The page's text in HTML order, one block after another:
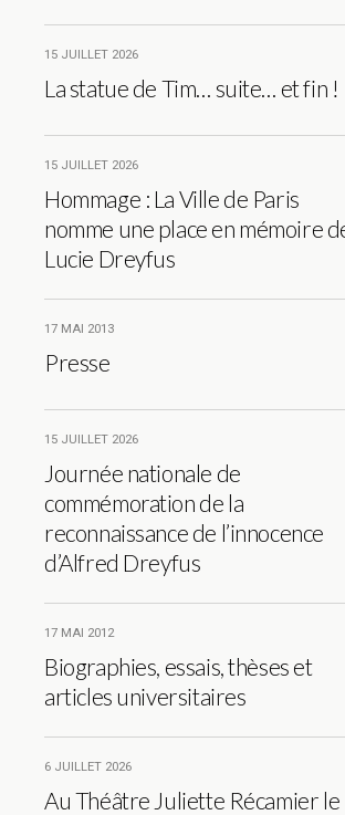
15 JUILLET 2026
La statue de Tim… suite… et fin !
15 JUILLET 2026
Hommage : La Ville de Paris
nomme une place en mémoire
Lucie Dreyfus
17 MAI 2013
Presse
15 JUILLET 2026
Journée nationale de
commémoration de la
reconnaissance de l’innocence
d’Alfred Dreyfus
17 MAI 2012
Biographies, essais, thèses et
articles universitaires
6 JUILLET 2026
Au Théâtre Juliette Récamier le